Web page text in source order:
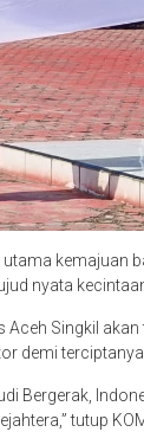
kemajuan
nyata
Aceh Singkil
demi
Bergerak,
tutup